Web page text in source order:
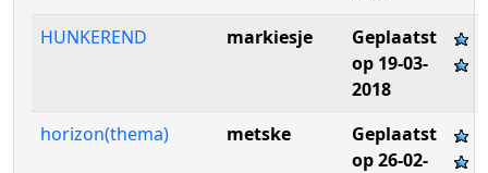
HUNKEREND
markiesje
Geplaatst
op 19-03-
2018
horizon(thema)
metske
Geplaatst
op 26-02-